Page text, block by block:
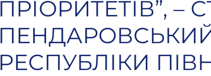
ПРІОРИТЕТІВ”, –
РЕСПУБЛІКИ